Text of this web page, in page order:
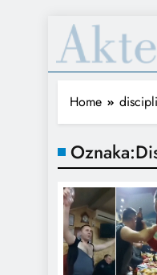
Home
Oznaka: